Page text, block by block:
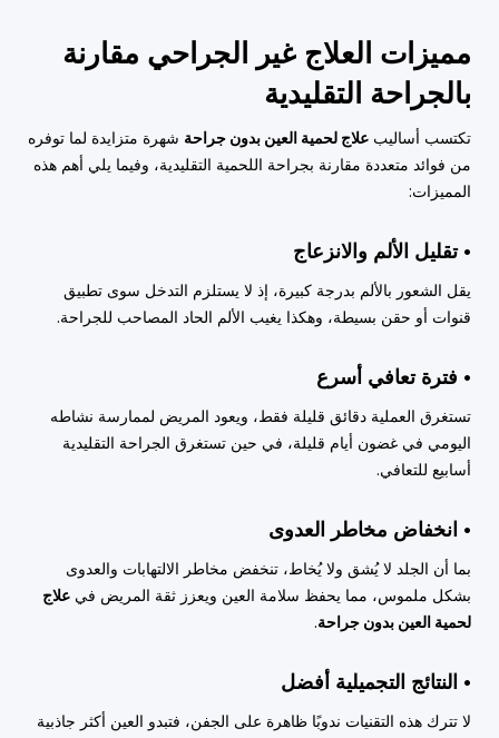
مميزات العلاج غير الجراحي مقارنة
بالجراحة التقليدية
تكتسب أساليب علاج لحمية العين بدون جراحة شهرة متزايدة لما توفره
من فوائد متعددة مقارنة بجراحة اللحمية التقليدية، وفيما يلي أهم هذه
المميزات:
• تقليل الألم والانزعاج
يقل الشعور بالألم بدرجة كبيرة، إذ لا يستلزم التدخل سوى تطبيق
قنوات أو حقن بسيطة، وهكذا يغيب الألم الحاد المصاحب للجراحة.
• فترة تعافي أسرع
تستغرق العملية دقائق قليلة فقط، ويعود المريض لممارسة نشاطه
اليومي في غضون أيام قليلة، في حين تستغرق الجراحة التقليدية
أسابيع للتعافي.
• انخفاض مخاطر العدوى
بما أن الجلد لا يُشق ولا يُخاط، تنخفض مخاطر الالتهابات والعدوى
بشكل ملموس، مما يحفظ سلامة العين ويعزز ثقة المريض في علاج
لحمية العين بدون جراحة.
• النتائج التجميلية أفضل
لا تترك هذه التقنيات ندوبًا ظاهرة على الجفن، فتبدو العين أكثر جاذبية